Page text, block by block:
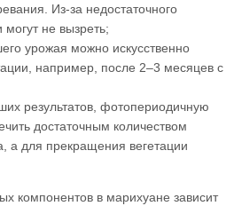
Из-за недостаточного
не вызреть;
урожая можно искусственно
например, после 2–3 месяцев с
результатов, фотопериодичную
достаточным количеством
а для прекращения вегетации
компонентов в марихуане зависит